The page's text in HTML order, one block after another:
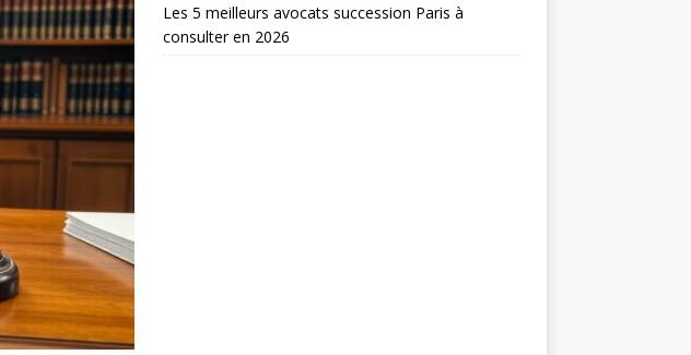
Les 5 meilleurs avocats succession Paris à
consulter en 2026